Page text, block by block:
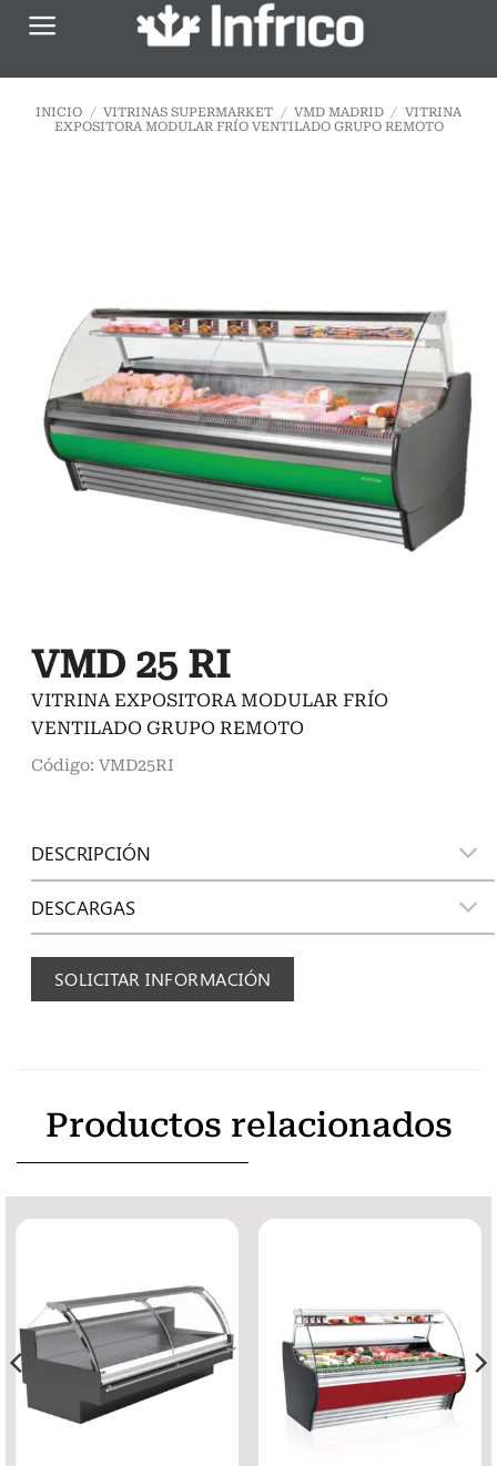
Saltar
INICIO / VITRINAS SUPERMARKET / VMD MADRID / VITRINA
EXPOSITORA MODULAR FRÍO VENTILADO GRUPO REMOTO
VMD 25 RI
VITRINA EXPOSITORA MODULAR FRÍO
VENTILADO GRUPO REMOTO
Código: VMD25RI
DESCRIPCIÓN
DESCARGAS
SOLICITAR INFORMACIÓN
Productos relacionados